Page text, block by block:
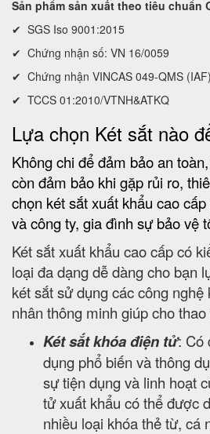
Sản phẩm sản xuất theo tiêu chuẩn
✔ SGS Iso 9001:2015
✔ Chứng nhận số: VN 16/0059
✔ Chứng nhận VINCAS 049-QMS (IAF)
✔ TCCS 01:2010/VTNH&ATKQ
Lựa chọn Két sắt nào
Không chi để đảm bảo an
còn đảm bảo khi gặp rủi ro,
chọn két sắt xuất khẩu cao
và công ty, gia đình sự bảo vệ
Két sắt xuất khẩu cao cấp có
loại đa dạng dễ dàng cho bạn
két sắt sử dụng các công
nhân thông minh giúp cho
Két sắt khóa điện tử: Có
dụng phổ biến và thông
sự tiện dụng và linh hoạt
tử xuất khẩu có thể được
nhiều loại khóa thẻ từ, cá